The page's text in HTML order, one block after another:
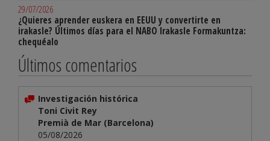
29/07/2026
¿Quieres aprender euskera en EEUU y convertirte en
irakasle? Últimos días para el NABO Irakasle Formakuntza:
chequéalo
Últimos comentarios
Investigación histórica
Toni Civit Rey
Premià de Mar (Barcelona)
05/08/2026